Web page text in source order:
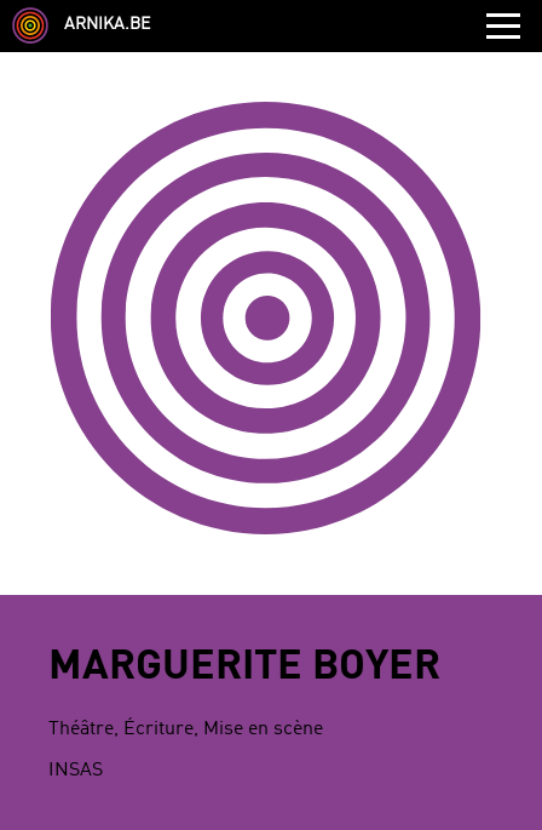
ARNIKA.BE
MARGUERITE BOYER
Théâtre, Écriture, Mise en scène
INSAS